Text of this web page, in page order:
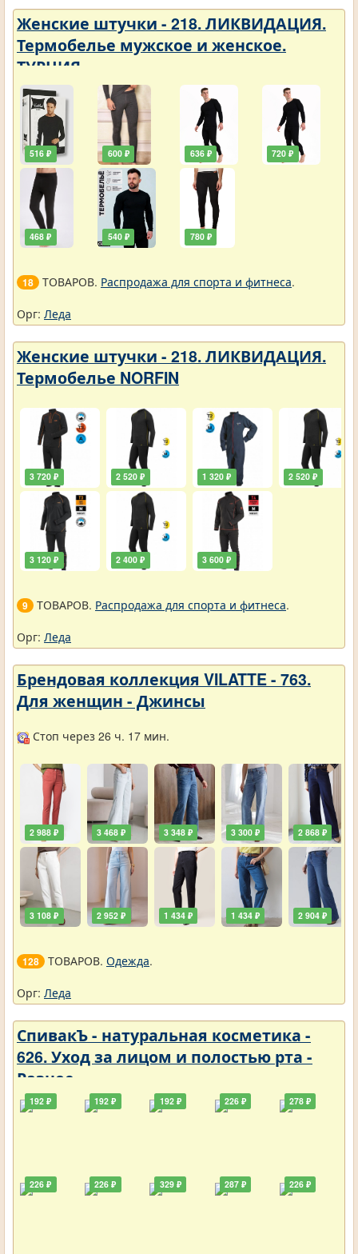
Женские штучки - 218. ЛИКВИДАЦИЯ.
Термобелье мужское и женское.
ТУРЦИЯ
516 ₽
468 ₽
600 ₽
540 ₽
636 ₽
780 ₽
720 ₽
18 ТОВАРОВ. Распродажа для спорта и фитнеса.
Орг: Леда
Женские штучки - 218. ЛИКВИДАЦИЯ.
Термобелье NORFIN
3 720 ₽
3 120 ₽
2 520 ₽
2 400 ₽
1 320 ₽
3 600 ₽
2 520 ₽
9 ТОВАРОВ. Распродажа для спорта и фитнеса.
Орг: Леда
Брендовая коллекция VILATTE - 763.
Для женщин - Джинсы
Стоп через 26 ч. 17 мин.
2 988 ₽
3 108 ₽
3 468 ₽
2 952 ₽
3 348 ₽
1 434 ₽
3 300 ₽
1 434 ₽
2 868 ₽
2 904 ₽
128 ТОВАРОВ. Одежда.
Орг: Леда
СпивакЪ - натуральная косметика -
626. Уход за лицом и полостью рта -
Разное
192 ₽
226 ₽
192 ₽
226 ₽
192 ₽
329 ₽
226 ₽
287 ₽
278 ₽
226 ₽